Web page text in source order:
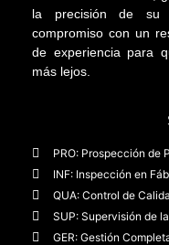
la precisión de su
compromiso con un
de experiencia para
más lejos.
PRO: Prospección de
INF: Inspección en
QUA: Control de
SUP: Supervisión de
GER: Gestión